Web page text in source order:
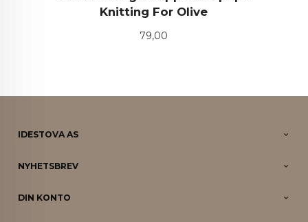
Knitting For Olive
Pris
79,00
IDESTOVA AS
NYHETSBREV
DIN KONTO